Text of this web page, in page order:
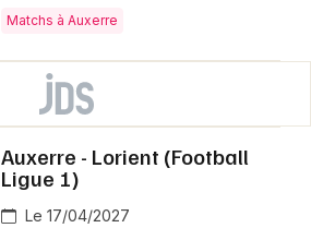
Matchs à Auxerre
Auxerre - Lorient (Football
Ligue 1)
Le 17/04/2027